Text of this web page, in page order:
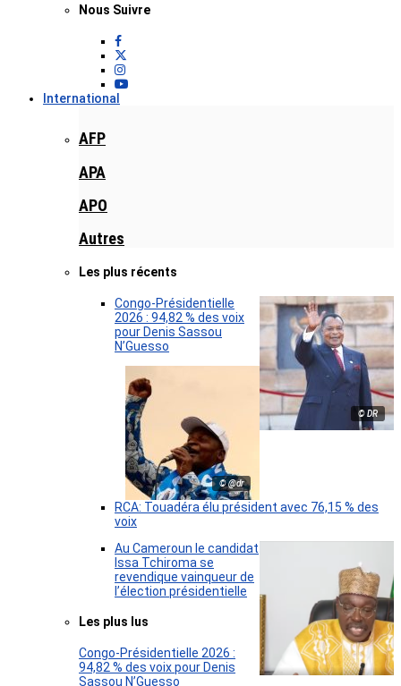
Nous Suivre
International
AFP
APA
APO
Autres
Les plus récents
© DR
Congo-Présidentielle
2026 : 94,82 % des voix
pour Denis Sassou
N’Guesso
© @dr
RCA: Touadéra élu président avec 76,15 % des
voix
Au Cameroun le candidat
Issa Tchiroma se
revendique vainqueur de
l’élection présidentielle
Les plus lus
Congo-Présidentielle 2026 :
94,82 % des voix pour Denis
Sassou N’Guesso